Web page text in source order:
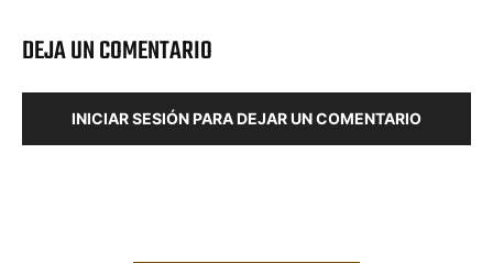
DEJA UN COMENTARIO
INICIAR SESIÓN PARA DEJAR UN COMENTARIO